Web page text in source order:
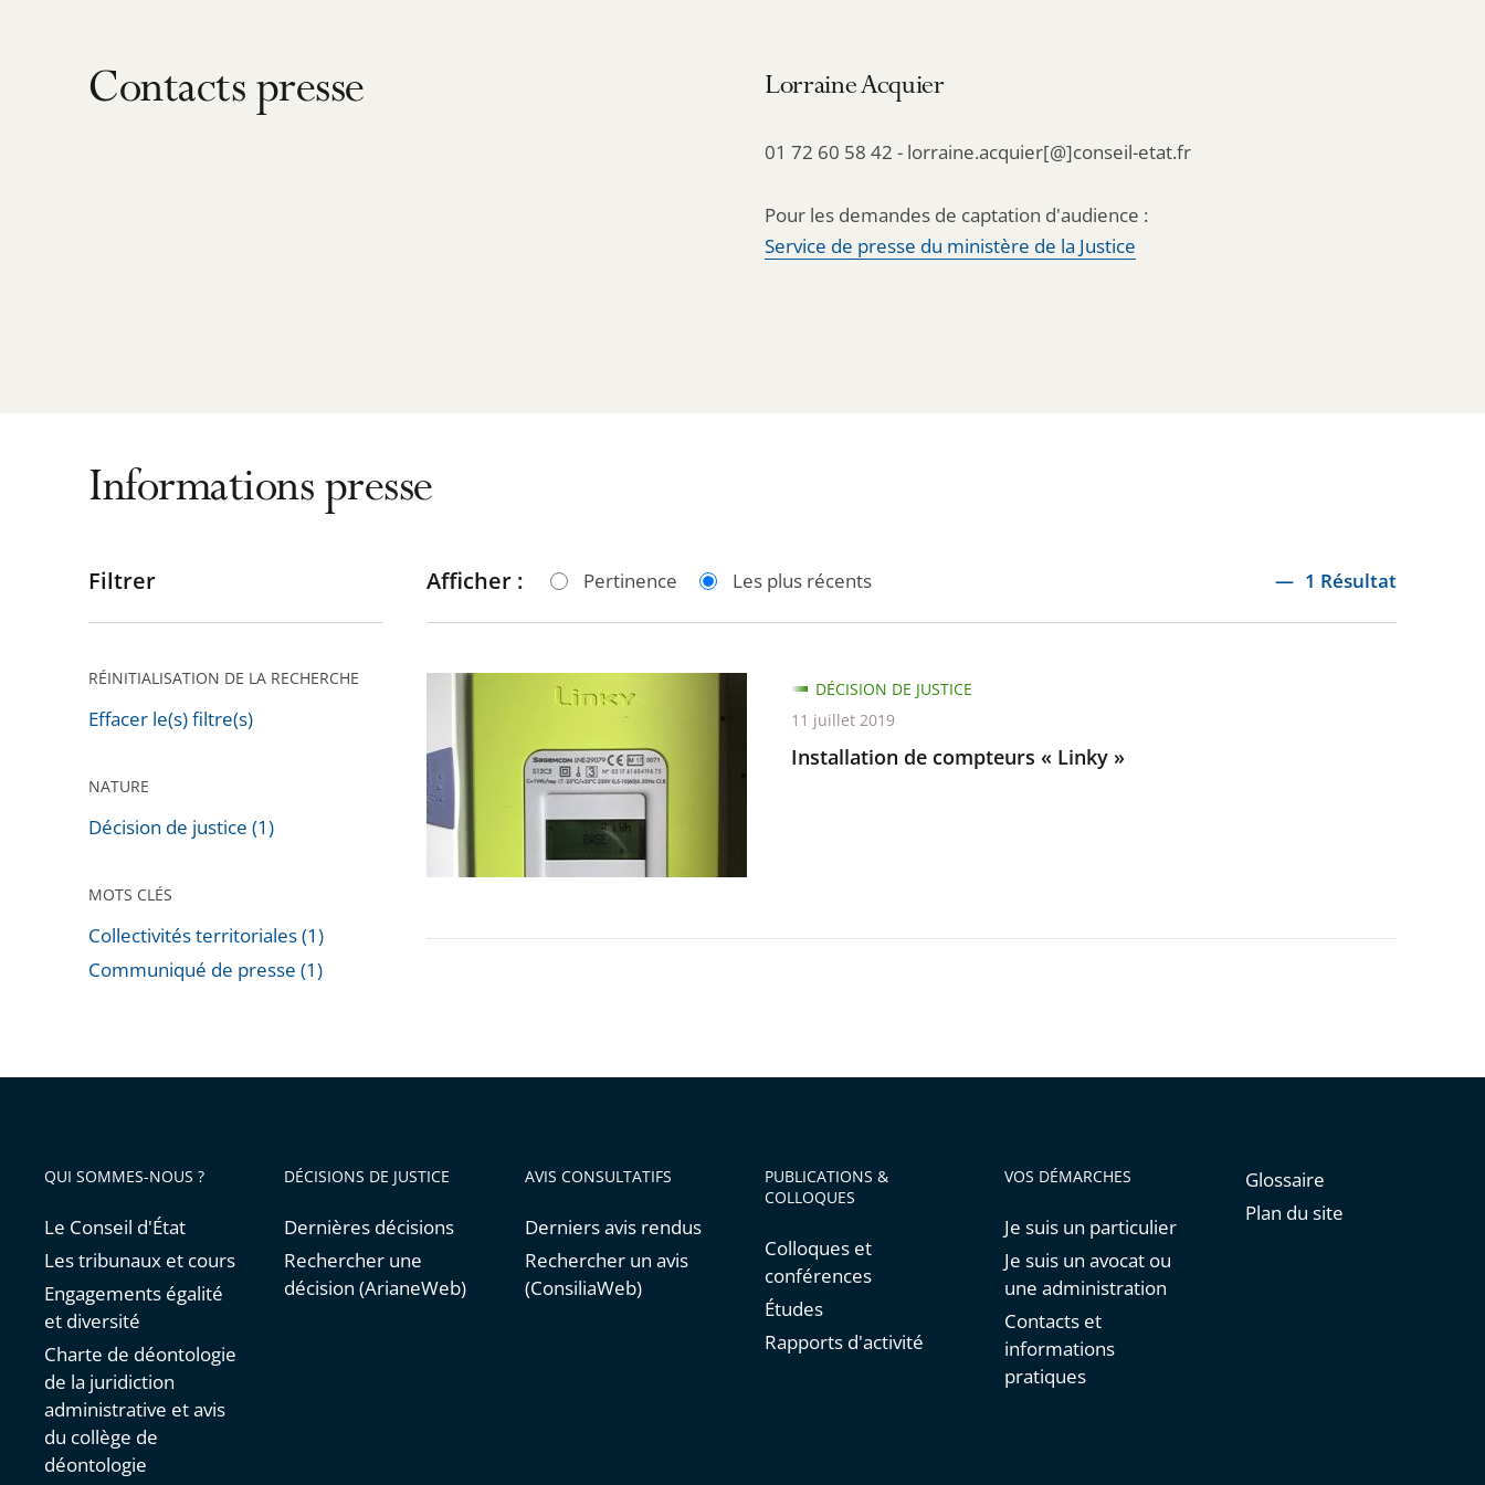
Contacts presse Lorraine Acquier
01 72 60 58 42 - lorraine.acquier[@]conseil-etat.fr
Pour les demandes de captation d'audience :
Service de presse du ministère de la Justice
Informations presse
Passer
pour
après
Filtrer
RÉINITIALISATION DE LA RECHERCHE
Effacer le(s) filtre(s)
NATURE
Décision de justice (1)
MOTS CLÉS
Collectivités territoriales (1)
Communiqué de presse (1)
Afficher : Pertinence Les plus récents 1 Résultat
compteurs
«
Linky
Installation de compteurs « Linky »
DÉCISION DE JUSTICE
11 juillet 2019
QUI SOMMES-NOUS ?
Le Conseil d'État
Les tribunaux et cours
Engagements égalité
et diversité
Charte de déontologie
de la juridiction
administrative et avis
du collège de
déontologie
DÉCISIONS DE JUSTICE
Dernières décisions
Rechercher une
décision (ArianeWeb)
AVIS CONSULTATIFS
Derniers avis rendus
Rechercher un avis
(ConsiliaWeb)
PUBLICATIONS &
COLLOQUES
Colloques et
conférences
Études
Rapports d'activité
VOS DÉMARCHES
Je suis un particulier
Je suis un avocat ou
une administration
Contacts et
informations
pratiques
Glossaire
Plan du site